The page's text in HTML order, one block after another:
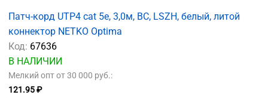
Патч-корд UTP4 cat 5e, 3,0м, ВС, LSZH, белый, литой
коннектор NETKO Optima
Код: 67636
В НАЛИЧИИ
Мелкий опт от 30 000 руб.:
121.95 ₽